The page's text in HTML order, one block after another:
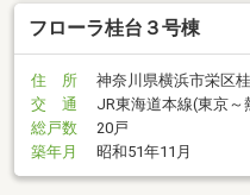
フローラ桂台３号棟
住 所
神奈川県横浜市栄区
交 通
JR東海道本線(東京～
総戸数
20戸
築年月
昭和51年11月